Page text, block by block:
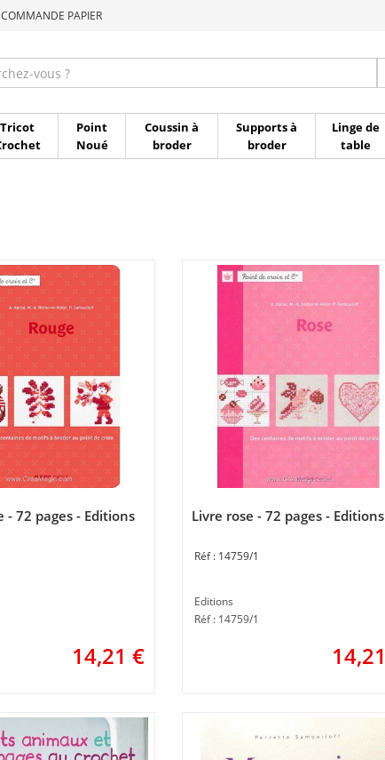
COMMANDE PAPIER
Tricot
Point
Noué
Coussin à
broder
Supports à
broder
Linge de
table
- 72 pages - Editions
14,21 €
Livre rose - 72 pages - Editions
14759/1
Editions
Réf : 14759/1
14,21